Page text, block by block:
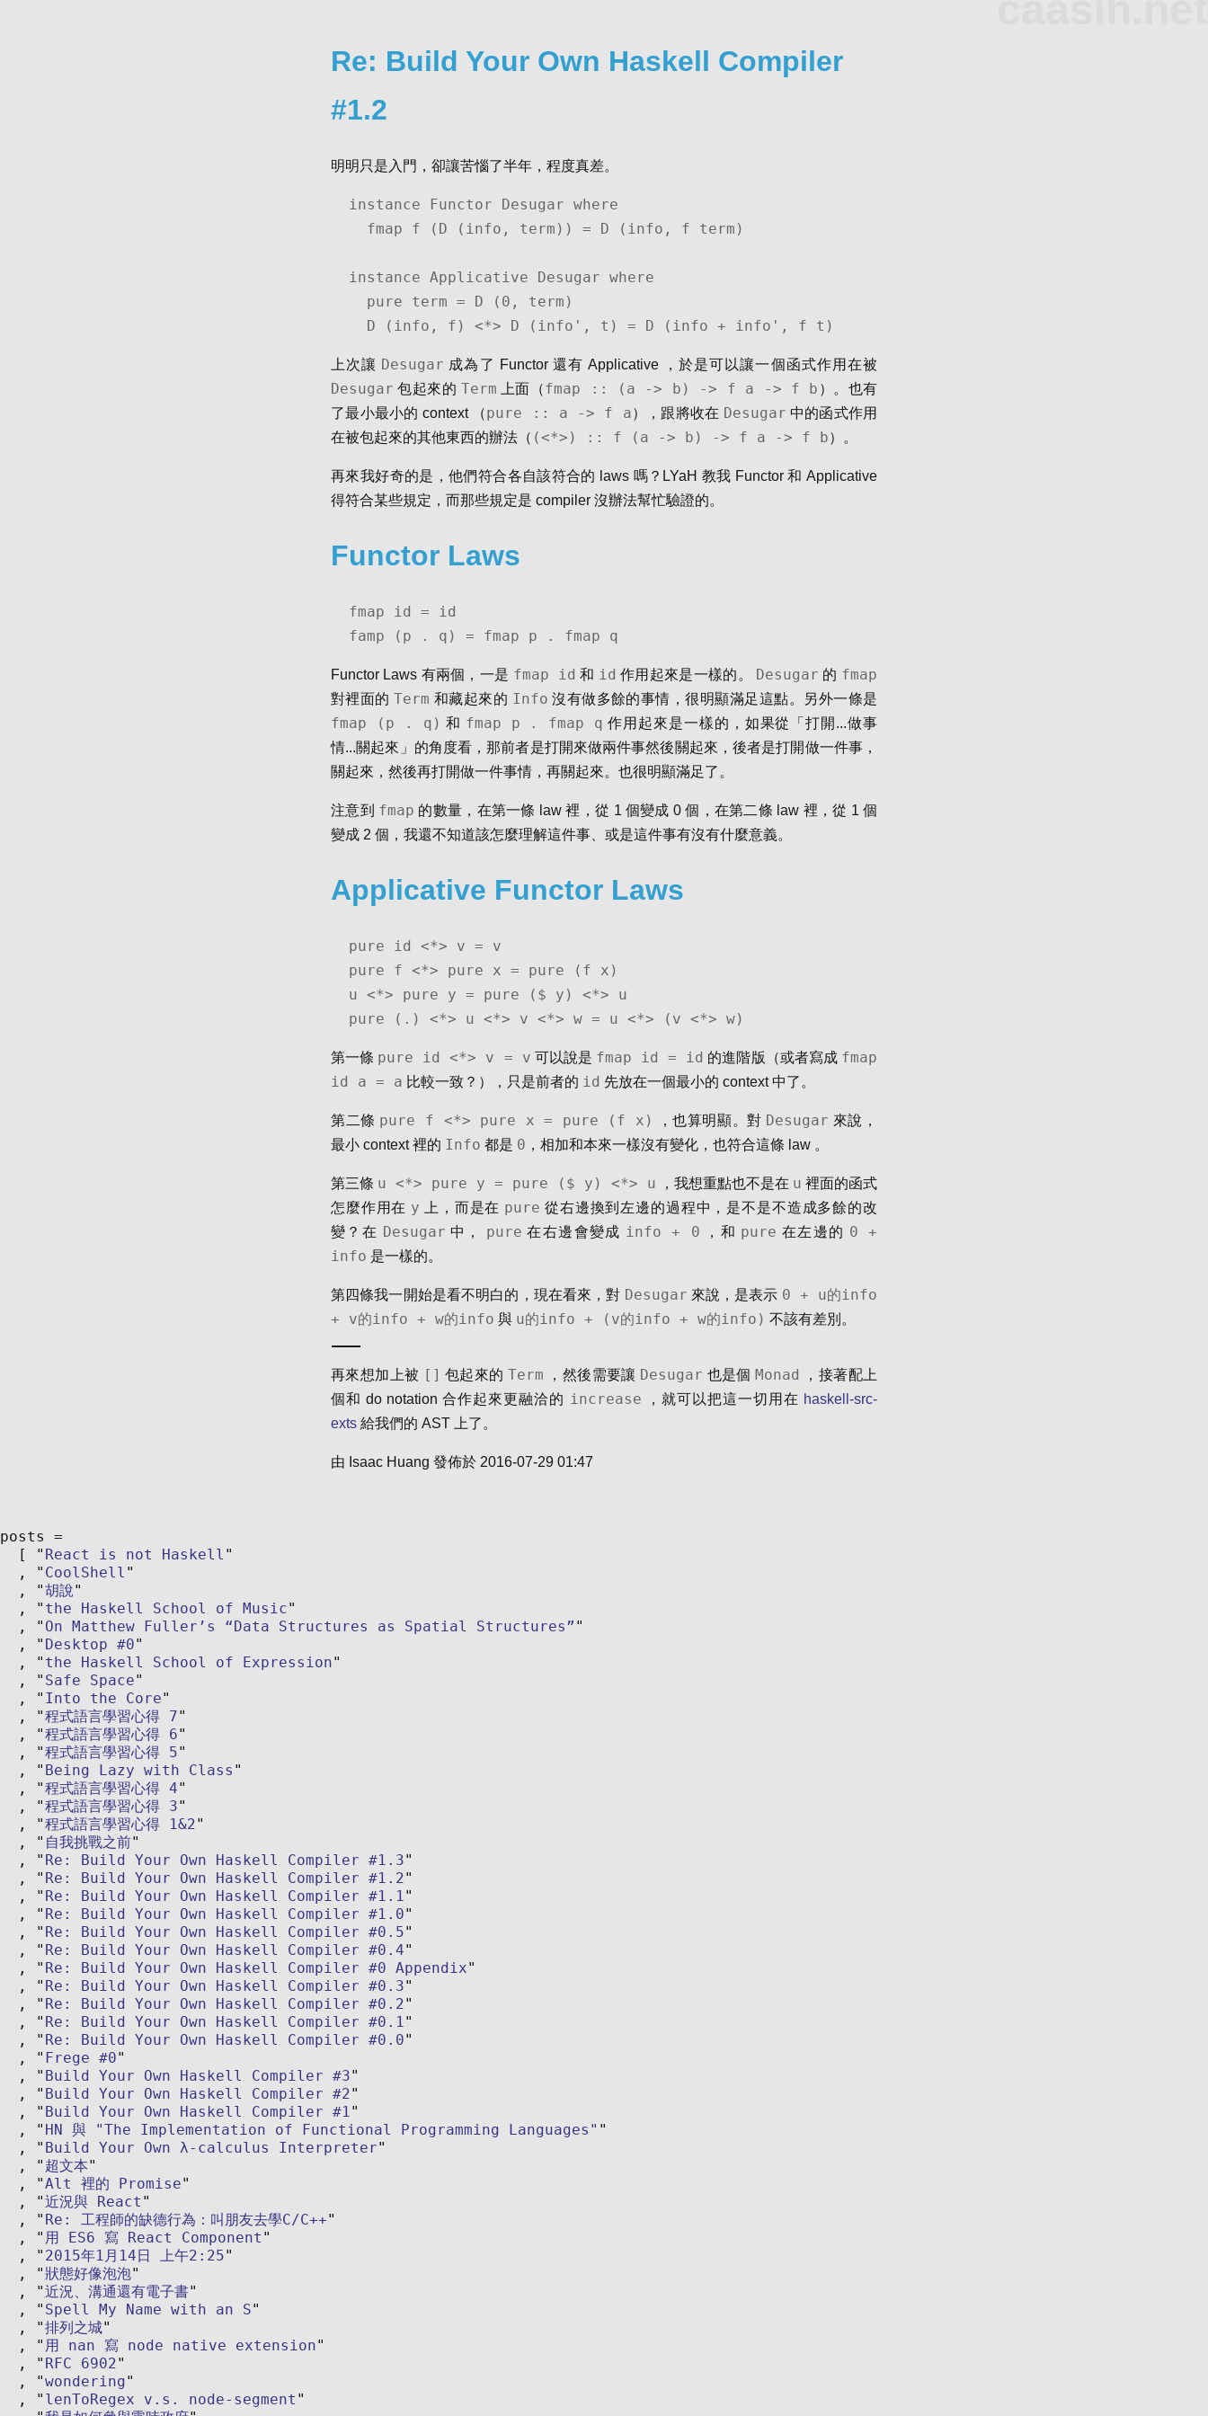
Re: Build Your Own Haskell Compiler
#1.2
明明只是入門，卻讓苦惱了半年，程度真差。
instance Functor Desugar where
instance Applicative Desugar where
  D (info, f) <*> D (info', t) = D (info + info', f t)
上次讓 Desugar 成為了 Functor 還有 Applicative ，於是可以讓一個函式作用在被
Desugar 包起來的 Term 上面（fmap :: (a -> b) -> f a -> f b ）。也有
了最小最小的 context （pure :: a -> f a），跟將收在 Desugar 中的函式作用
在被包起來的其他東西的辦法（ (<*>) :: f (a -> b) -> f a -> f b）。
再來我好奇的是，他們符合各自該符合的 laws 嗎？LYaH 教我 Functor 和 Applicative
得符合某些規定，而那些規定是 compiler 沒辦法幫忙驗證的。
Functor Laws
fmap id = id
famp (p . q) = fmap p . fmap q
Functor Laws 有兩個，一是 fmap id 和 id 作用起來是一樣的。 Desugar 的 fmap
對裡面的Term 和藏起來的 Info 沒有做多餘的事情，很明顯滿足這點。另外一條是
fmap (p . q) 和 fmap p . fmap q 作用起來是一樣的，如果從「打開...做事
情...關起來」的角度看，那前者是打開來做兩件事然後關起來，後者是打開做一件事，
關起來，然後再打開做一件事情，再關起來。也很明顯滿足了。
注意到 fmap 的數量，在第一條 law 裡，從 1 個變成 0 個，在第二條 law 裡，從 1 個
變成 2 個，我還不知道該怎麼理解這件事、或是這件事有沒有什麼意義。
Applicative Functor Laws
pure id <*> v = v
pure f <*> pure x = pure (f x)
u <*> pure y = pure ($ y) <*> u
pure (.) <*> u <*> v <*> w = u <*> (v <*> w)
第一條 pure id <*> v = v 可以說是 fmap id = id 的進階版（或者寫成 fmap
id a = a 比較一致？），只是前者的 id 先放在一個最小的 context 中了。
第二條 pure f <*> pure x = pure (f x) ，也算明顯。對 Desugar 來說，
最小 context 裡的 Info 都是 0 ，相加和本來一樣沒有變化，也符合這條 law 。
第三條 u <*> pure y = pure ($ y) <*> u ，我想重點也不是在 u 裡面的函式
怎麼作用在 y 上，而是在 pure 從右邊換到左邊的過程中，是不是不造成多餘的改
變？在 Desugar 中， pure 在右邊會變成 info + 0 ，和 pure 在左邊的 0 +
info 是一樣的。
第四條我一開始是看不明白的，現在看來，對 Desugar 來說，是表示 0 + u的info
+ v的info + w的info 與 u的info + (v的info + w的info) 不該有差別。
再來想加上被 [] 包起來的Term ，然後需要讓 Desugar 也是個 Monad
，接著配上
個和 do notation 合作起來更融洽的 increase ，就可以把這一切用在 haskell-src-
exts 給我們的 AST 上了。
由 Isaac Huang 發佈於 2016-07-29 01:47
posts
React is not Haskell
CoolShell
胡說
the Haskell School of Music
On Matthew Fuller’s “Data Structures as Spatial Structures”
Desktop #0
the Haskell School of Expression
Safe Space
Into the Core
程式語言學習心得 7
程式語言學習心得 6
程式語言學習心得 5
Being Lazy with Class
程式語言學習心得 4
程式語言學習心得 3
程式語言學習心得 1&2
自我挑戰之前
Re: Build Your Own Haskell Compiler #1.3
Re: Build Your Own Haskell Compiler #1.2
Re: Build Your Own Haskell Compiler #1.1
Re: Build Your Own Haskell Compiler #1.0
Re: Build Your Own Haskell Compiler #0.5
Re: Build Your Own Haskell Compiler #0.4
Re: Build Your Own Haskell Compiler #0 Appendix
Re: Build Your Own Haskell Compiler #0.3
Re: Build Your Own Haskell Compiler #0.2
Re: Build Your Own Haskell Compiler #0.1
Re: Build Your Own Haskell Compiler #0.0
Frege #0
Build Your Own Haskell Compiler #3
Build Your Own Haskell Compiler #2
Build Your Own Haskell Compiler #1
HN 與 "The Implementation of Functional Programming Languages"
Build Your Own λ-calculus Interpreter
超文本
Alt 裡的 Promise
近況與 React
Re: 工程師的缺德行為：叫朋友去學C/C++
用 ES6 寫 React Component
2015年1月14日 上午2:25
狀態好像泡泡
近況、溝通還有電子書
Spell My Name with an S
排列之城
用 nan 寫 node native extension
RFC 6902
wondering
lenToRegex v.s. node-segment